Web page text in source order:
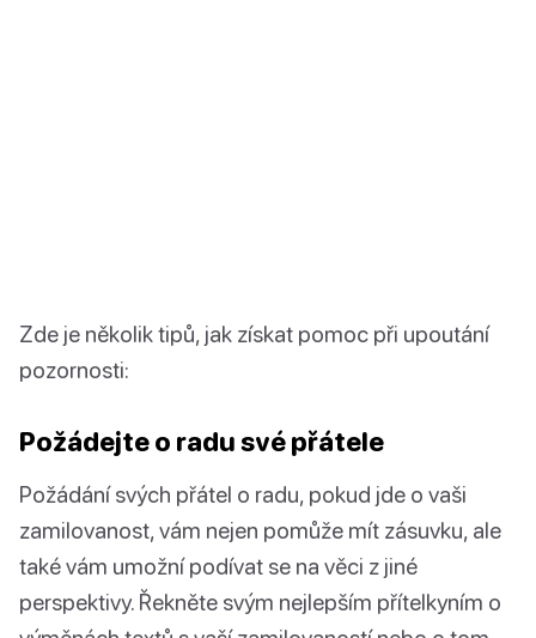
Zde je několik tipů, jak získat pomoc při upoutání
pozornosti:
Požádejte o radu své přátele
Požádání svých přátel o radu, pokud jde o vaši
zamilovanost, vám nejen pomůže mít zásuvku, ale
také vám umožní podívat se na věci z jiné
perspektivy. Řekněte svým nejlepším přítelkyním o